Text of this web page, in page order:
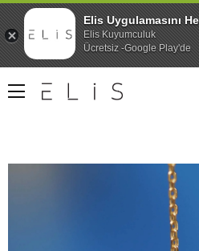
Elis Uygulamasını
Elis Kuyumculuk
Ücretsiz -Google Play'de